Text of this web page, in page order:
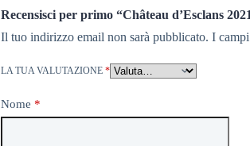
Recensisci per primo “Château d’Esclans
Il tuo indirizzo email non sarà pubblicato. I
LA TUA VALUTAZIONE *
Nome *